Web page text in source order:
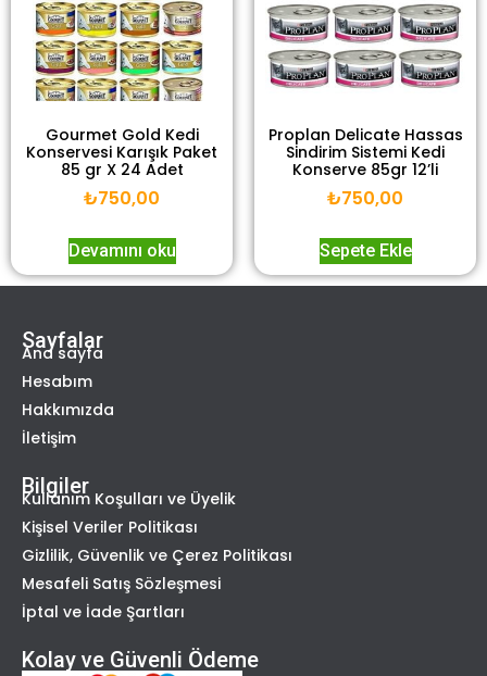
Gourmet Gold Kedi
Konservesi Karışık Paket
85 gr X 24 Adet
₺750,00
Devamını oku
Proplan Delicate Hassas
Sindirim Sistemi Kedi
Konserve 85gr 12’li
₺750,00
Sepete Ekle
Sayfalar
Ana sayfa
Hesabım
Hakkımızda
İletişim
Bilgiler
Kullanım Koşulları ve Üyelik
Kişisel Veriler Politikası
Gizlilik, Güvenlik ve Çerez Politikası
Mesafeli Satış Sözleşmesi
İptal ve İade Şartları
Kolay ve Güvenli Ödeme